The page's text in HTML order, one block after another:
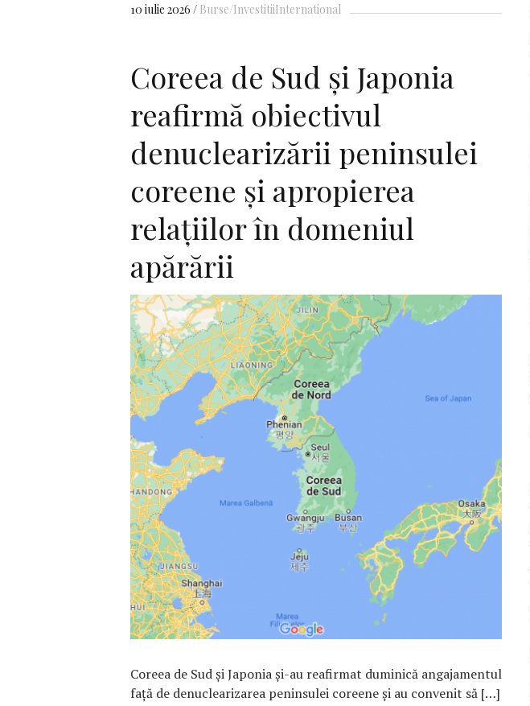
10 iulie 2026 Burse/InvestitiiInternational
Coreea de Sud şi Japonia
reafirmă obiectivul
denuclearizării peninsulei
coreene şi apropierea
relaţiilor în domeniul
apărării
F
Coreea de Sud şi Japonia şi-au reafirmat duminică angajamentul
faţă de denuclearizarea peninsulei coreene şi au convenit să […]